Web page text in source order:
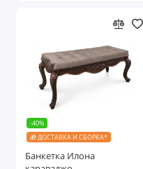
Показать все
-40%
🎁 ДОСТАВКА И СБОРКА*
Банкетка Илона